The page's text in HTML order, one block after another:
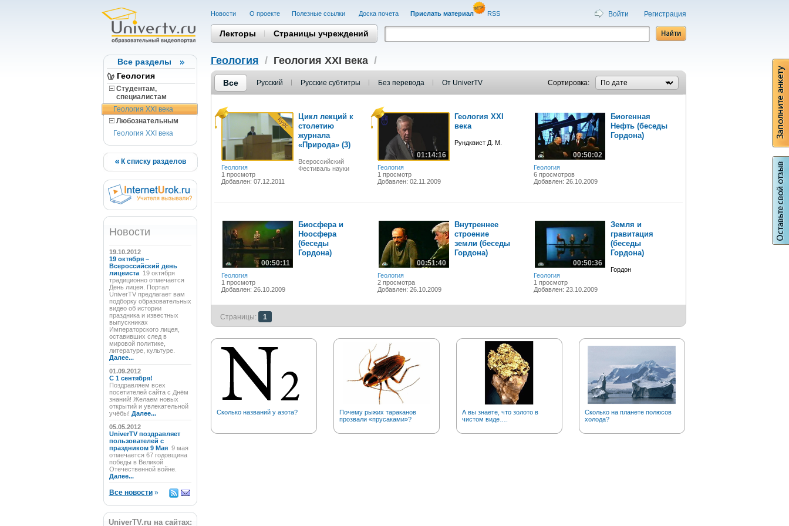
Все разделы
Геология
Студентам,
cпециалистам
Геология XXI века
Любознательным
Геология XXI века
К списку разделов
Новости
19.10.2012
19 октября –
Всероссийский день
лицеиста 19 октября
традиционно отмечается
День лицея. Портал
UniverTV предлагает вам
подборку образовательных
видео об истории
праздника и известных
выпускниках
Императорского лицея,
оставивших след в
мировой политике,
литературе, культуре.
Далее...
01.09.2012
C 1 сентября!
Поздравляем всех
посетителей сайта с Днём
знаний! Желаем новых
открытий и увлекательной
учёбы! Далее...
05.05.2012
UniverTV поздравляет
пользователей с
праздником 9 Мая 9 мая
отмечается 67 годовщина
победы в Великой
Отечественной войне.
Далее...
Все новости»
UniverTV.ru на сайтах:
Новости О проекте Полезные cсылки Доска почета Прислать материал RSS Войти Регистрация
Лекторы Страницы учреждений
Геология / Геология XXI века/
Все Русский Русские субтитры Без перевода От UniverTV Сортировка:
Геология
1 просмотр
Добавлен: 07.12.2011
Цикл лекций к
столетию
журнала
«Природа» (3)
Всероссийский
Фестиваль науки
01:14:16
Геология
1 просмотр
Добавлен: 02.11.2009
Геология XXI
века
Рундквист Д. М.
00:50:02
Геология
6 просмотров
Добавлен: 26.10.2009
Биогенная
Нефть (беседы
Гордона)
00:50:11
Геология
1 просмотр
Добавлен: 26.10.2009
Биосфера и
Ноосфера
(беседы
Гордона)
00:51:40
Геология
2 просмотра
Добавлен: 26.10.2009
Внутреннее
строение
земли (беседы
Гордона)
00:50:36
Геология
1 просмотр
Добавлен: 23.10.2009
Земля и
гравитация
(беседы
Гордона)
Гордон
Страницы: 1
Сколько названий у азота?
Почему рыжих тараканов
прозвали «прусаками»?
А вы знаете, что золото в
чистом виде….
Сколько на планете полюсов
холода?